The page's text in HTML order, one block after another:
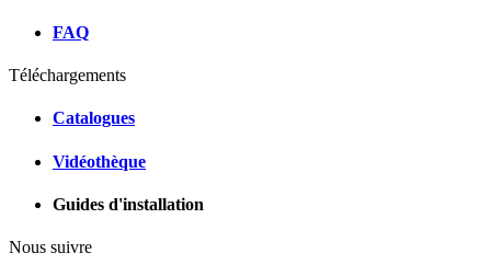
FAQ
Téléchargements
Catalogues
Vidéothèque
Guides d'installation
Nous suivre